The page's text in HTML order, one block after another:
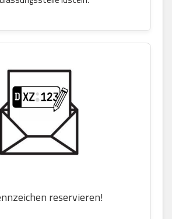
reservieren!